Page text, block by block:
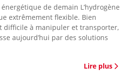
de demain L’hydrogène
extrêmement flexible. Bien
difficile à manipuler et transporter,
aujourd’hui par des solutions
Lire plus